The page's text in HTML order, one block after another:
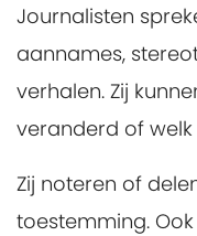
Journalisten
aannames,
verhalen. Zij
veranderd of
Zij noteren of
toestemming.